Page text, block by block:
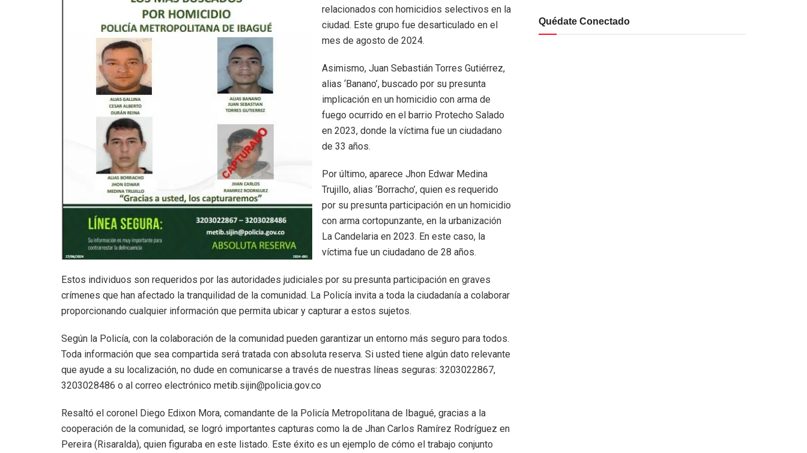
relacionados con homicidios selectivos en la
ciudad. Este grupo fue desarticulado en el
mes de agosto de 2024.
Asimismo, Juan Sebastián Torres Gutiérrez,
alias ‘Banano’, buscado por su presunta
implicación en un homicidio con arma de
fuego ocurrido en el barrio Protecho Salado
en 2023, donde la víctima fue un ciudadano
de 33 años.
Por último, aparece Jhon Edwar Medina
Trujillo, alias ‘Borracho’, quien es requerido
por su presunta participación en un homicidio
con arma cortopunzante, en la urbanización
La Candelaria en 2023. En este caso, la
víctima fue un ciudadano de 28 años.
Estos individuos son requeridos por las autoridades judiciales por su presunta participación en graves
crímenes que han afectado la tranquilidad de la comunidad. La Policía invita a toda la ciudadanía a colaborar
proporcionando cualquier información que permita ubicar y capturar a estos sujetos.
Según la Policía, con la colaboración de la comunidad pueden garantizar un entorno más seguro para todos.
Toda información que sea compartida será tratada con absoluta reserva. Si usted tiene algún dato relevante
que ayude a su localización, no dude en comunicarse a través de nuestras líneas seguras: 3203022867,
3203028486 o al correo electrónico metib.sijin@policia.gov.co
Resaltó el coronel Diego Edixon Mora, comandante de la Policía Metropolitana de Ibagué, gracias a la
cooperación de la comunidad, se logró importantes capturas como la de Jhan Carlos Ramírez Rodríguez en
Pereira (Risaralda), quien figuraba en este listado. Este éxito es un ejemplo de cómo el trabajo conjunto
Quédate Conectado